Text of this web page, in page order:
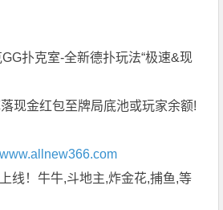
扑克室-全新德扑玩法“极速&现
现金红包至牌局底池或玩家余额!
www.allnew366.com
线！牛牛,斗地主,炸金花,捕鱼,等